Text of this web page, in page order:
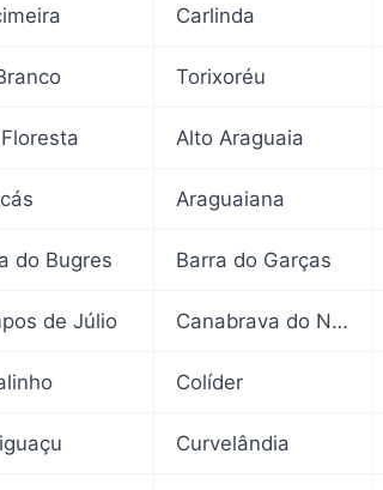
Carlinda
Torixoréu
Alto Araguaia
Araguaiana
do Bugres Barra do Garças
de Júlio Canabrava do Norte
Colíder
Curvelândia